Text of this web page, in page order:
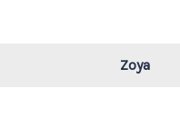
Zoya